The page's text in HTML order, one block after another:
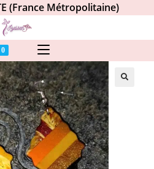
(France Métropolitaine)
0